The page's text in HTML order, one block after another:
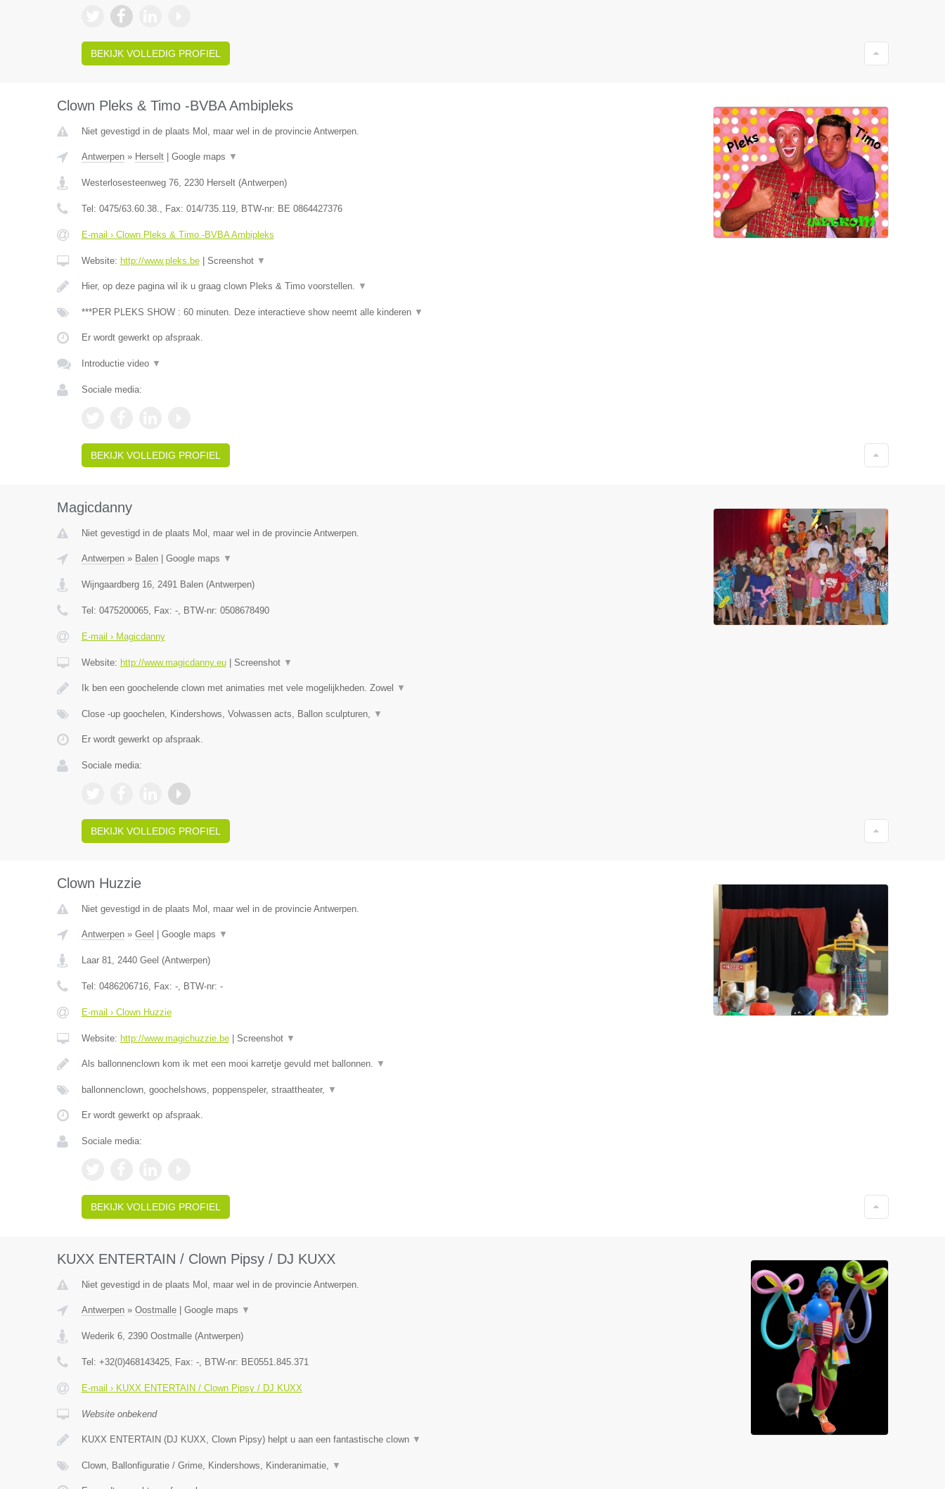
BEKIJK VOLLEDIG PROFIEL
Clown Pleks & Timo -BVBA Ambipleks
Niet gevestigd in de plaats Mol, maar wel in de provincie Antwerpen.
Antwerpen» Herselt| Google maps ▼
Westerlosesteenweg 76, 2230 Herselt(Antwerpen)
Tel: 0475/63.60.38., Fax: 014/735.119, BTW-nr: BE 0864427376
E-mail › Clown Pleks & Timo -BVBA Ambipleks
Website: http://www.pleks.be| Screenshot ▼
Hier, op deze pagina wil ik u graag clown Pleks & Timo voorstellen. ▼
***PER PLEKS SHOW : 60 minuten. Deze interactieve show neemt alle kinderen ▼
Er wordt gewerkt op afspraak.
Introductie video ▼
Sociale media:
BEKIJK VOLLEDIG PROFIEL
Magicdanny
Niet gevestigd in de plaats Mol, maar wel in de provincie Antwerpen.
Antwerpen» Balen| Google maps ▼
Wijngaardberg 16, 2491 Balen(Antwerpen)
Tel: 0475200065, Fax: -, BTW-nr: 0508678490
E-mail › Magicdanny
Website: http://www.magicdanny.eu| Screenshot ▼
Ik ben een goochelende clown met animaties met vele mogelijkheden. Zowel ▼
Close -up goochelen, Kindershows, Volwassen acts, Ballon sculpturen, ▼
Er wordt gewerkt op afspraak.
Sociale media:
BEKIJK VOLLEDIG PROFIEL
Clown Huzzie
Niet gevestigd in de plaats Mol, maar wel in de provincie Antwerpen.
Antwerpen» Geel Google maps ▼
Laar 81, 2440 Geel (Antwerpen)
Tel: 0486206716, Fax: -, BTW-nr: -
E-mail › Clown Huzzie
Website: http://www.magichuzzie.be| Screenshot ▼
Als ballonnenclown kom ik met een mooi karretje gevuld met ballonnen. ▼
ballonnenclown, goochelshows, poppenspeler, straattheater, ▼
Er wordt gewerkt op afspraak.
Sociale media:
BEKIJK VOLLEDIG PROFIEL
KUXX ENTERTAIN / Clown Pipsy / DJ KUXX
Niet gevestigd in de plaats Mol, maar wel in de provincie Antwerpen.
Antwerpen» Oostmalle| Google maps ▼
Wederik 6, 2390 Oostmalle(Antwerpen)
Tel: +32(0)468143425, Fax: -, BTW-nr: BE0551.845.371
E-mail › KUXX ENTERTAIN / Clown Pipsy / DJ KUXX
Website onbekend
KUXX ENTERTAIN (DJ KUXX, Clown Pipsy) helpt u aan een fantastische clown ▼
Clown, Ballonfiguratie / Grime, Kindershows, Kinderanimatie, ▼